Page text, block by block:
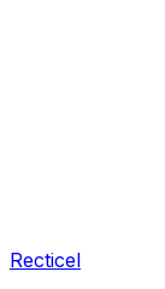
Recticel